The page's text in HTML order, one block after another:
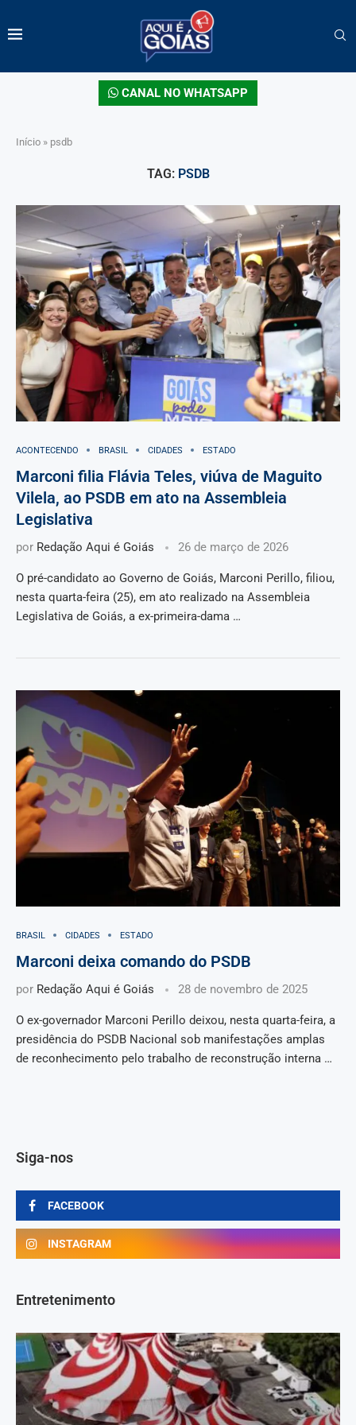
CANAL NO WHATSAPP
Início » psdb
TAG: PSDB
ACONTECENDO BRASIL CIDADES ESTADO
Marconi filia Flávia Teles, viúva de Maguito
Vilela, ao PSDB em ato na Assembleia
Legislativa
por Redação Aqui é Goiás 26 de março de 2026
O pré-candidato ao Governo de Goiás, Marconi Perillo, filiou,
nesta quarta-feira (25), em ato realizado na Assembleia
Legislativa de Goiás, a ex-primeira-dama …
BRASIL CIDADES ESTADO
Marconi deixa comando do PSDB
por Redação Aqui é Goiás 28 de novembro de 2025
O ex-governador Marconi Perillo deixou, nesta quarta-feira, a
presidência do PSDB Nacional sob manifestações amplas
de reconhecimento pelo trabalho de reconstrução interna …
Siga-nos
FACEBOOK
INSTAGRAM
Entretenimento